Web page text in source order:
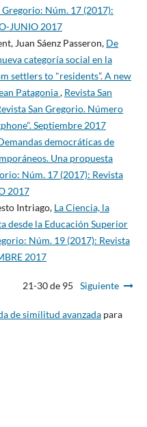
Gregorio: Núm. 17 (2017):
JUNIO 2017
Juan Sáenz Passeron, De
categoría social en la
settlers to "residents”. A new
Patagonia, Revista San
San Gregorio. Número
Septiembre 2017
democráticas de
Una propuesta
Núm. 17 (2017): Revista
2017
Intriago, La Ciencia, la
desde la Educación Superior
Núm. 19 (2017): Revista
2017
21-30 de 95 Siguiente
de similitud avanzadapara